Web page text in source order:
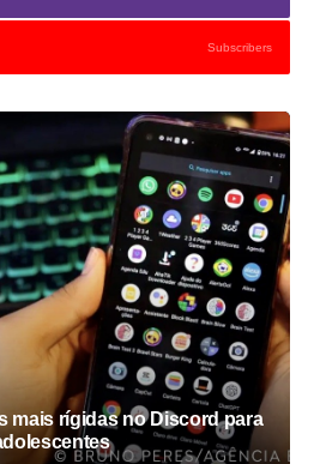
Subscribers
mais rígidas no Discord para